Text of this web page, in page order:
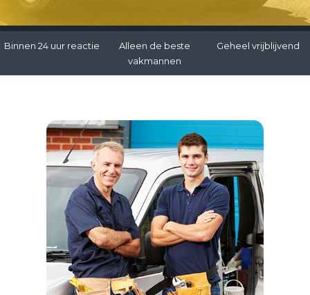
Binnen 24 uur reactie
Alleen de beste
vakmannen
Geheel vrijblijvend